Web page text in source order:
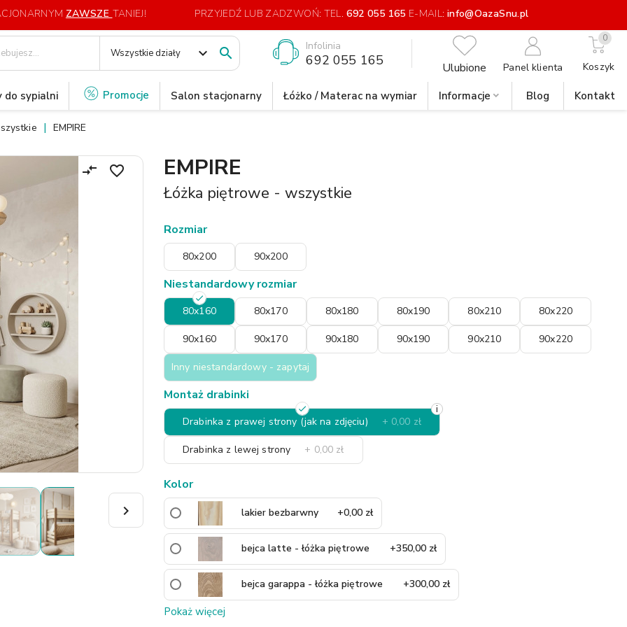
ZAWSZE TANIEJ! PRZYJEDŹ LUB ZADZWOŃ: TEL. 692 055 165 E-MAIL: info@OazaSnu.pl
Wszystkie działy expand_more  Infolinia
692 055 165 Panel klienta
0
Koszyk
Ulubione
do sypialni Promocje Salon stacjonarny Łóżko / Materac na wymiar Informacje Blog Kontakt
EMPIRE
favorite_border
compare_arrows

EMPIRE
Łóżka piętrowe - wszystkie
Rozmiar
80x200 90x200
Niestandardowy rozmiar
80x160 80x170 80x180 80x190 80x210 80x220
90x160 90x170 90x180 90x190 90x210 90x220
Inny niestandardowy - zapytaj
Montaż drabinki
i
Drabinka z prawej strony (jak na zdjęciu)
+ 0,00 zł
Drabinka z lewej strony + 0,00 zł
Kolor
lakier bezbarwny +0,00 zł
bejca latte - łóżka piętrowe +350,00 zł
bejca garappa - łóżka piętrowe +300,00 zł
Pokaż więcej